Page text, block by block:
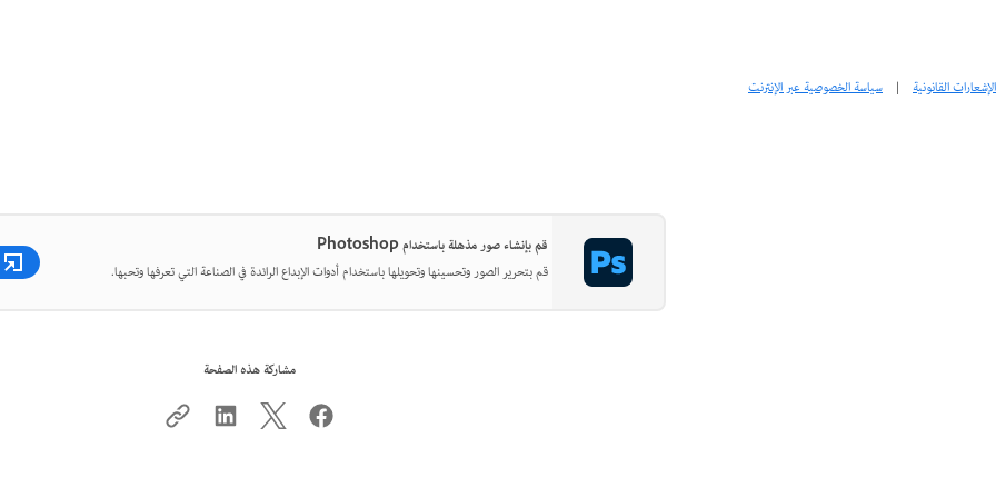
الإشعارات القانونية | سياسة الخصوصية عبر الإنترنت
قم بإنشاء صور مذهلة باستخدام Photoshop
قم بتحرير الصور وتحسينها وتحويلها باستخدام أدوات الإبداع الرائدة في الصناعة التي تعرفها وتحبها.
مشاركة هذه الصفحة